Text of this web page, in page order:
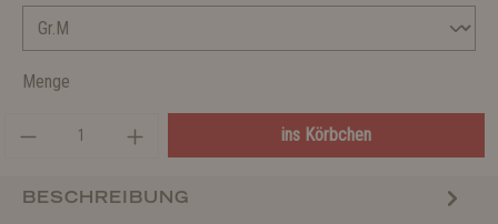
Menge
ins Körbchen
BESCHREIBUNG